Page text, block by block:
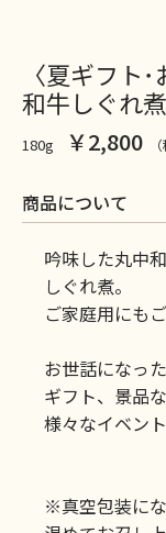
〈夏ギフト
和牛しぐれ煮
180g ￥2,800
商品について
吟味した丸中
しぐれ煮。
ご家庭用にも
お世話になっ
ギフト、景品
様々なイベン
※真空包装に